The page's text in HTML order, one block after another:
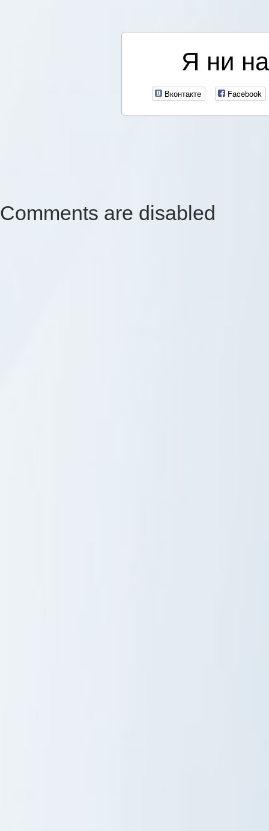
Я ни
Вконтакте Facebook
Comments are disabled